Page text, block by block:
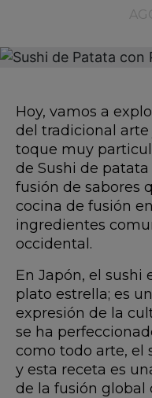
Hoy, vamos a
del tradicional
toque muy
de Sushi de
fusión de sabores
cocina de fusión
ingredientes
occidental.
En Japón, el sushi
plato estrella; es
expresión de la
se ha
como todo arte, el
y esta receta es
de la fusión global